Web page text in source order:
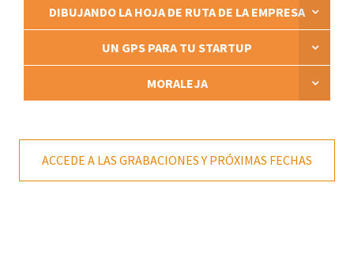
DIBUJANDO LA HOJA DE RUTA DE LA EMPRESA
UN GPS PARA TU STARTUP
MORALEJA
ACCEDE A LAS GRABACIONES Y PRÓXIMAS FECHAS